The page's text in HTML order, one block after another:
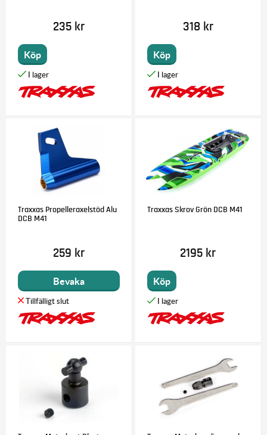
235 kr
Köp
318 kr
Köp
Traxxas Propelleraxelstöd Alu
DCB M41
259 kr
Bevaka
Traxxas Skrov Grön DCB M41
2195 kr
Köp